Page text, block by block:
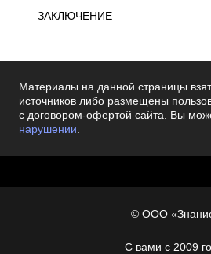
ЗАКЛЮЧЕНИЕ
Материалы на данной страницы
источников либо размещены
с договором-офертой сайта. Вы
нарушении.
© ООО
С вами с 2009